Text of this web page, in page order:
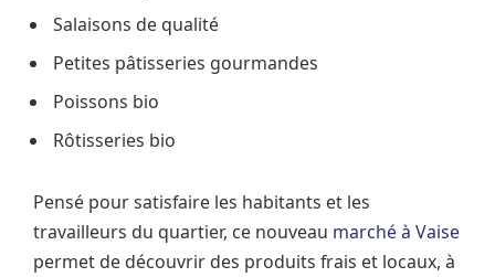
Salaisons de qualité
Petites pâtisseries gourmandes
Poissons bio
Rôtisseries bio
Pensé pour satisfaire les habitants et les
travailleurs du quartier, ce nouveau marché à Vaise
permet de découvrir des produits frais et locaux, à